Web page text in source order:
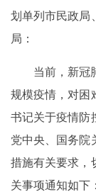
划单列市民政局
局：
当前，新冠
规模疫情，对困
书记关于疫情防
党中央、国务院
措施有关要求，
关事项通知如下：